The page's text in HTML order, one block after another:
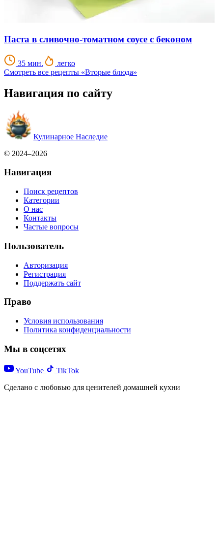
Паста в сливочно-томатном соусе с беконом
35 мин.
легко
Смотреть все рецепты «Вторые блюда»
Навигация по сайту
Кулинарное Наследие
© 2024–2026
Навигация
Поиск рецептов
Категории
О нас
Контакты
Частые вопросы
Пользователь
Авторизация
Регистрация
Поддержать сайт
Право
Условия использования
Политика конфиденциальности
Мы в соцсетях
YouTube
TikTok
Сделано с любовью для ценителей домашней кухни